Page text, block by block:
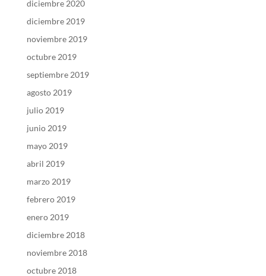
diciembre 2020
diciembre 2019
noviembre 2019
octubre 2019
septiembre 2019
agosto 2019
julio 2019
junio 2019
mayo 2019
abril 2019
marzo 2019
febrero 2019
enero 2019
diciembre 2018
noviembre 2018
octubre 2018